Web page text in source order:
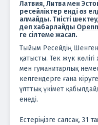
Латвия, Литва мен
ресейліктер енді өз
алмайды. Тиісті
деп хабарлайды
ге сілтеме жасап.
Тыйым Ресейдің
қатысты. Тек жүк
мен гуманитарлық
келгендерге ғана
ұлттық үкімет
енеді.
Естеріңізге салсақ, 31